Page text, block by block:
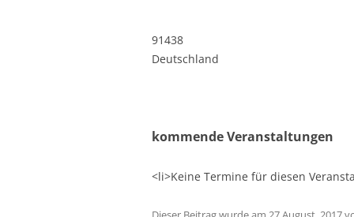
91438
Deutschland
kommende Veranstaltungen
<li>Keine Termine für diesen